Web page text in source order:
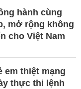
hành cùng
mở rộng không
cho Việt Nam
em thiệt mạng
thực thi lệnh